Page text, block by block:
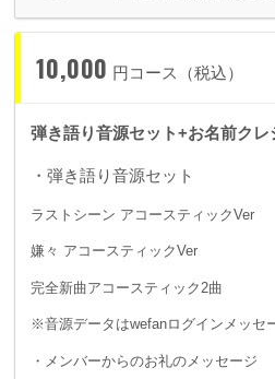
10,000 円コース（税込）
弾き語り音源セット+お名前クレ
・弾き語り音源セット
ラストシーン アコースティックVer
嫌々 アコースティックVer
完全新曲アコースティック2曲
※音源データはwefanログインメッセ
・メンバーからのお礼のメッセージ